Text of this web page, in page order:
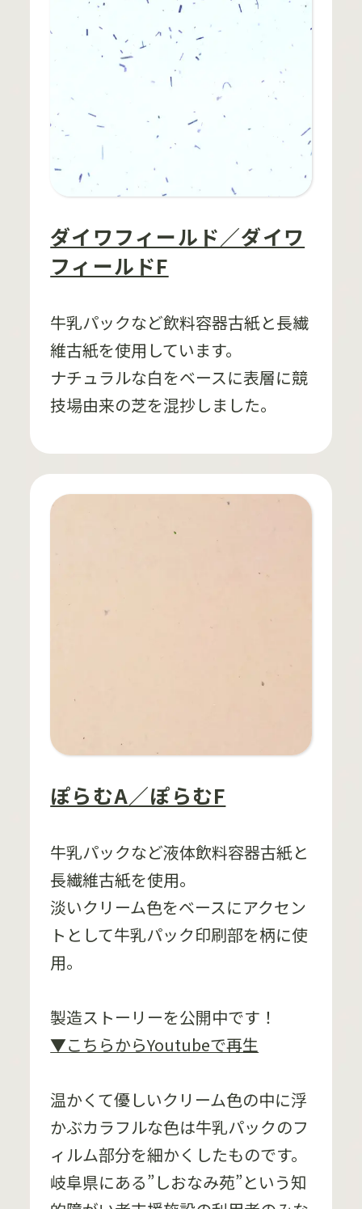
ダイワフィールド／ダイワ
フィールドF
牛乳パックなど飲料容器古紙と長繊
維古紙を使用しています。
ナチュラルな白をベースに表層に競
技場由来の芝を混抄しました。
ぽらむA／ぽらむF
牛乳パックなど液体飲料容器古紙と
長繊維古紙を使用。
淡いクリーム色をベースにアクセン
トとして牛乳パック印刷部を柄に使
用。
製造ストーリーを公開中です！
▼こちらからYoutubeで再生
温かくて優しいクリーム色の中に浮
かぶカラフルな色は牛乳パックのフ
ィルム部分を細かくしたものです。
岐阜県にある”しおなみ苑”という知